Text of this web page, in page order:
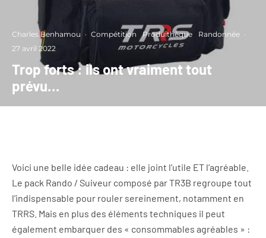
Charles Benhamou · Compétition Produithèque Randonnée ·
27 avril 2022
Trop forts : ils ont vraiment tout
prévu…
Voici une belle idée cadeau : elle joint l’utile ET l’agréable.
Le pack Rando / Suiveur composé par TR3B regroupe tout
l’indispensable pour rouler sereinement, notamment en
TRRS. Mais en plus des éléments techniques il peut
également embarquer des « consommables agréables » :